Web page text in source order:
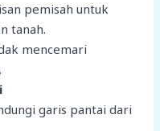
pemisah untuk
tanah.
mencemari
garis pantai dari